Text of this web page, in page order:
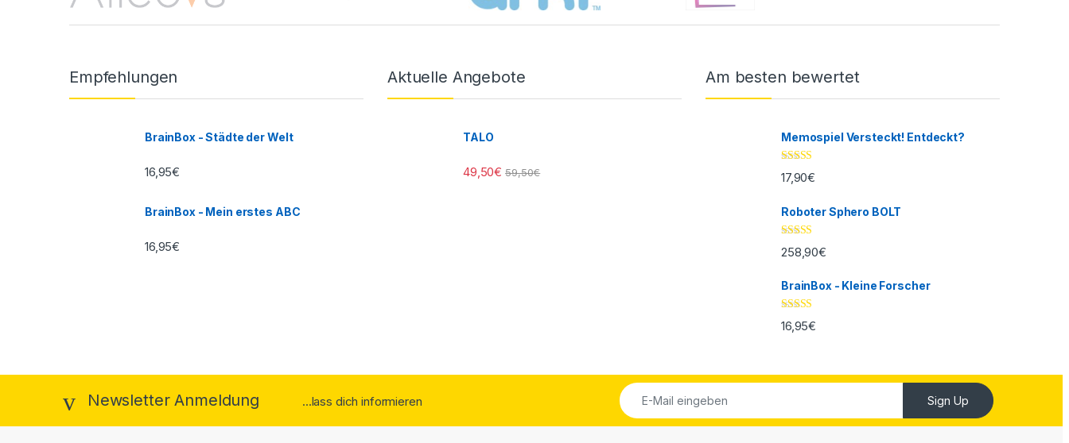
Empfehlungen
BrainBox - Städte der Welt
16,95€
BrainBox - Mein erstes ABC
16,95€
Aktuelle Angebote
TALO
49,50€ 59,50€
Am besten bewertet
Memospiel Versteckt! Entdeckt?
Bewertet mit
5.00von 5
17,90€
Roboter Sphero BOLT
Bewertet mit
5.00von 5
258,90€
BrainBox - Kleine Forscher
Bewertet mit
5.00von 5
16,95€
Newsletter Anmeldung ...lass dich informieren Sign Up